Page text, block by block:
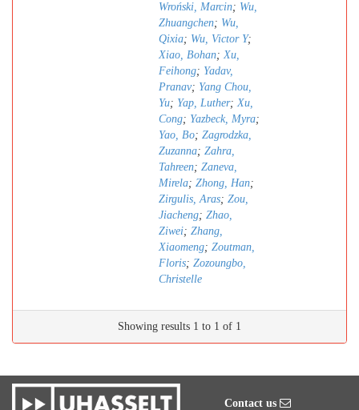
Wroński, Marcin; Wu,
Zhuangchen; Wu,
Qixia; Wu, Victor Y;
Xiao, Bohan;Xu,
Feihong; Yadav,
Pranav; Yang Chou,
Yu; Yap, Luther;Xu,
Cong; Yazbeck, Myra;
Yao, Bo; Zagrodzka,
Zuzanna; Zahra,
Tahreen; Zaneva,
Mirela; Zhong, Han;
Zirgulis, Aras; Zou,
Jiacheng; Zhao,
Ziwei; Zhang,
Xiaomeng; Zoutman,
Floris; Zozoungbo,
Christelle
Showing results 1 to 1 of 1
Contact us